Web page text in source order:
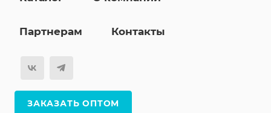
Партнерам Контакты
ЗАКАЗАТЬ ОПТОМ